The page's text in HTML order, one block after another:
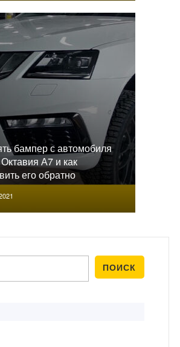
бампер с автомобиля
А7 и как
его обратно